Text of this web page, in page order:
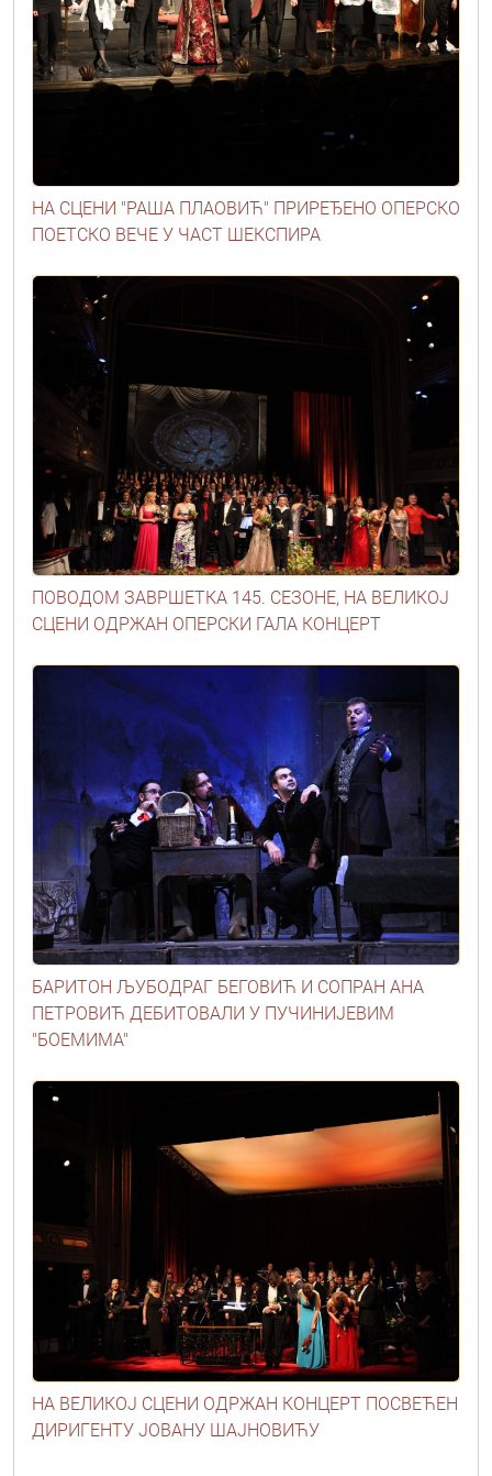
НА СЦЕНИ "РАША ПЛАОВИЋ" ПРИРЕЂЕНО ОПЕРСКО
ПОЕТСКО ВЕЧЕ У ЧАСТ ШЕКСПИРА
ПОВОДОМ ЗАВРШЕТКА 145. СЕЗОНЕ, НА ВЕЛИКОЈ
СЦЕНИ ОДРЖАН ОПЕРСКИ ГАЛА КОНЦЕРТ
БАРИТОН ЉУБОДРАГ БЕГОВИЋ И СОПРАН АНА
ПЕТРОВИЋ ДЕБИТОВАЛИ У ПУЧИНИЈЕВИМ
"БОЕМИМА"
НА ВЕЛИКОЈ СЦЕНИ ОДРЖАН КОНЦЕРТ ПОСВЕЋЕН
ДИРИГЕНТУ ЈОВАНУ ШАЈНОВИЋУ